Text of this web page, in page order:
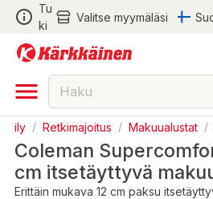
Tu
ki
Valitse myymäläsi
/ Retkimajoitus / Makuualustat /
Coleman
cm itsetäyttyvä
Erittäin mukava 12 cm paksu